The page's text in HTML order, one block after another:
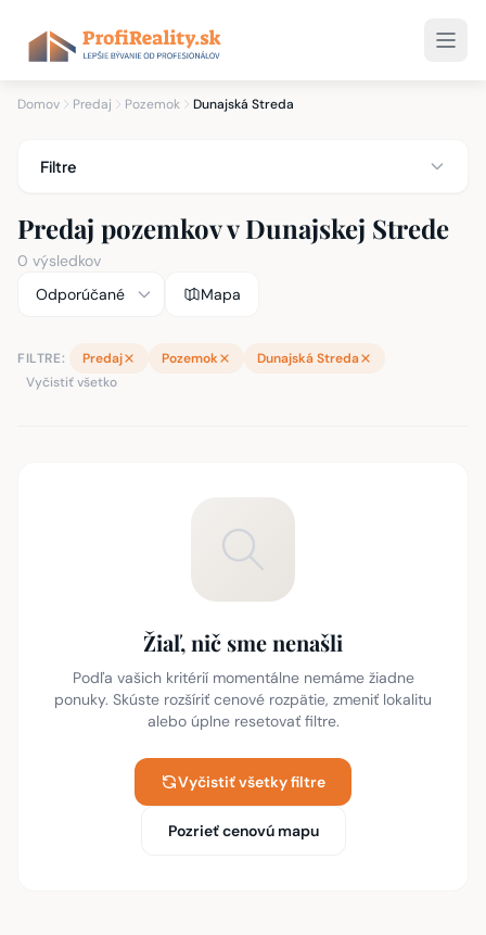
Domov Predaj Pozemok Dunajská Streda
Filtre
Predaj pozemkov v Dunajskej Strede
0 výsledkov
Mapa
FILTRE: Predaj Pozemok
Dunajská Streda
Vyčistiť všetko
Žiaľ, nič sme nenašli
Podľa vašich kritérií momentálne nemáme žiadne
ponuky. Skúste rozšíriť cenové rozpätie, zmeniť lokalitu
alebo úplne resetovať filtre.
Vyčistiť všetky filtre
Pozrieť cenovú mapu